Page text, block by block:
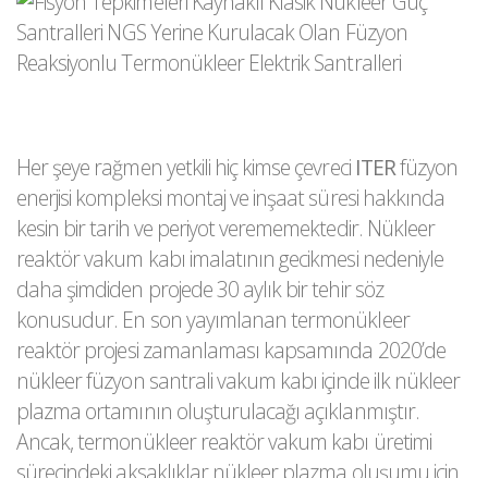
Her şeye rağmen yetkili hiç kimse çevreci ITERfüzyon
enerjisi kompleksi montaj ve inşaat süresi hakkında
kesin bir tarih ve periyot verememektedir. Nükleer
reaktör vakum kabı imalatının gecikmesi nedeniyle
daha şimdiden projede 30 aylık bir tehir söz
konusudur. En son yayımlanan termonükleer
reaktör projesi zamanlaması kapsamında 2020’de
nükleer füzyon santrali vakum kabı içinde ilk nükleer
plazma ortamının oluşturulacağı açıklanmıştır.
Ancak, termonükleer reaktör vakum kabı üretimi
sürecindeki aksaklıklar nükleer plazma oluşumu için